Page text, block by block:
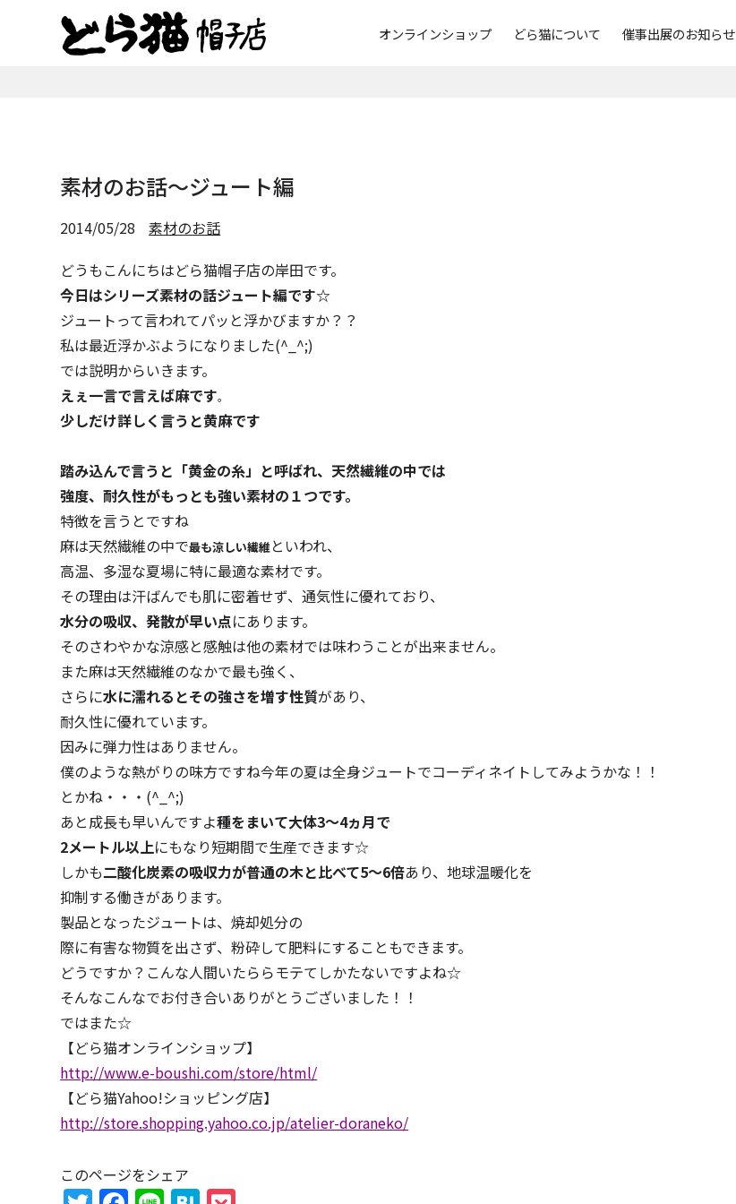
オンラインショップ どら猫について 催事出展のお知らせ
素材のお話～ジュート編
2014/05/28
素材のお話
どうもこんにちはどら猫帽子店の岸田です。
今日はシリーズ素材の話ジュート編です☆
ジュートって言われてパッと浮かびますか？？
私は最近浮かぶようになりました(^_^;)
では説明からいきます。
えぇ一言で言えば麻です。
少しだけ詳しく言うと黄麻です
踏み込んで言うと「黄金の糸」と呼ばれ、天然繊維の中では
強度、耐久性がもっとも強い素材の１つです。
特徴を言うとですね
麻は天然繊維の中で最も涼しい繊維といわれ、
高温、多湿な夏場に特に最適な素材です。
その理由は汗ばんでも肌に密着せず、通気性に優れており、
水分の吸収、発散が早い点にあります。
そのさわやかな涼感と感触は他の素材では味わうことが出来ません。
また麻は天然繊維のなかで最も強く、
さらに水に濡れるとその強さを増す性質があり、
耐久性に優れています。
因みに弾力性はありません。
僕のような熱がりの味方ですね今年の夏は全身ジュートでコーディネイトしてみようかな！！
とかね・・・(^_^;)
あと成長も早いんですよ種をまいて大体3～4ヵ月で
2メートル以上にもなり短期間で生産できます☆
しかも二酸化炭素の吸収力が普通の木と比べて5～6倍あり、地球温暖化を
抑制する働きがあります。
製品となったジュートは、焼却処分の
際に有害な物質を出さず、粉砕して肥料にすることもできます。
どうですか？こんな人間いたららモテてしかたないですよね☆
そんなこんなでお付き合いありがとうございました！！
ではまた☆
【どら猫オンラインショップ】
http://www.e-boushi.com/store/html/
【どら猫Yahoo!ショッピング店】
http://store.shopping.yahoo.co.jp/atelier-doraneko/
このページをシェア